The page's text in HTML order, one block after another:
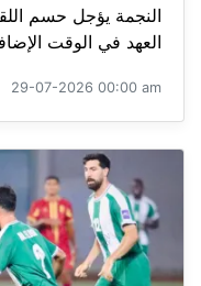
النجمة يؤجل حسم
العهد في الوقت الإضافي 2-1، في
29-07-2026 00:00 am